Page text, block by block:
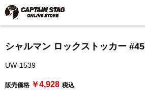
シャルマン ロックストッカー #45
UW-1539
販売価格 ￥4,928 税込